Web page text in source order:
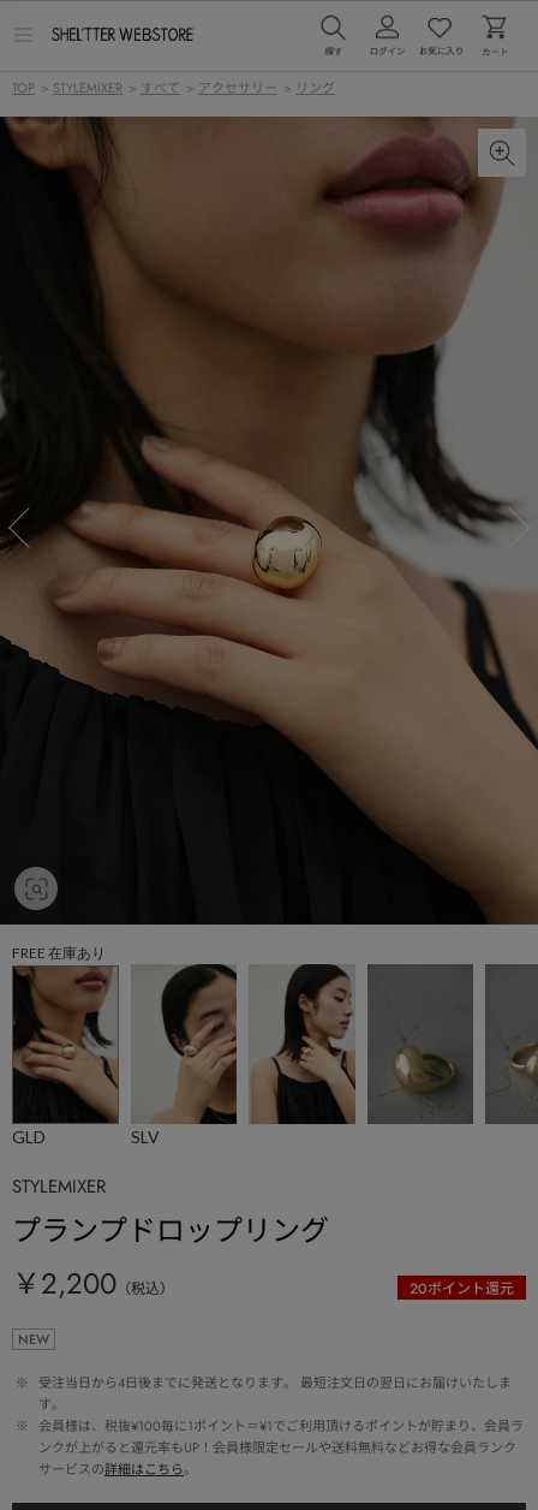
ー
を
開
く
TOP > STYLEMIXER > すべて > アクセサリー > リング
FREE 在庫あり
GLD SLV
STYLEMIXER
プランプドロップリング
￥2,200 （税込） 20ポイント還元
NEW
※
受注当日から4日後までに発送となります。 最短注文日の翌日にお届けいたしま
す。
※
会員様は、税抜¥100毎に1ポイント＝¥1でご利用頂けるポイントが貯まり、会員ラ
ンクが上がると還元率もUP！会員様限定セールや送料無料などお得な会員ランク
サービスの詳細はこちら。